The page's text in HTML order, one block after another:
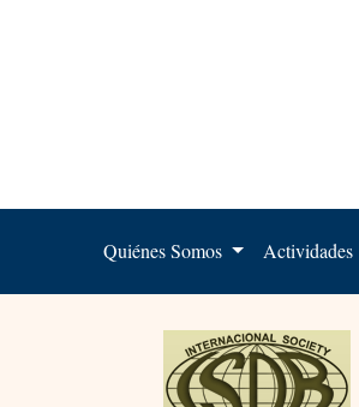
Quiénes Somos Actividades